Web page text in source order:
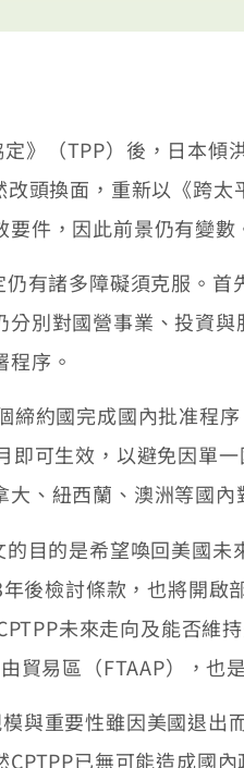
（TPP）後，日本傾
頭換面，重新以《跨
件，因此前景仍有變數
諸多障礙須克服。首
別對國營事業、投資
序。
約國完成國內批准程序
即可生效，以避免因單
、紐西蘭、澳洲等國
的是希望喚回美國未
後檢討條款，也將開
未來走向及能否維
貿易區（FTAAP），也
重要性雖因美國退出
已無可能造成國